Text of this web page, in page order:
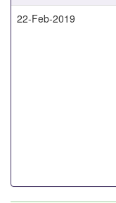
22-Feb-2019